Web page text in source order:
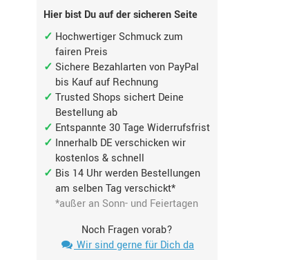
Hier bist Du auf der sicheren Seite
Hochwertiger Schmuck zum
fairen Preis
Sichere Bezahlarten von PayPal
bis Kauf auf Rechnung
Trusted Shops sichert Deine
Bestellung ab
Entspannte 30 Tage Widerrufsfrist
Innerhalb DE verschicken wir
kostenlos & schnell
Bis 14 Uhr werden Bestellungen
am selben Tag verschickt*
*außer an Sonn- und Feiertagen
Noch Fragen vorab?
Wir sind gerne für Dich da